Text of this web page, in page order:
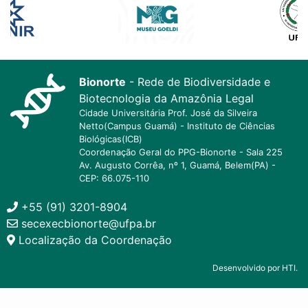
Bionorte - Rede de Biodiversidade e
Biotecnologia da Amazônia Legal
Cidade Universitária Prof. José da Silveira
Netto(Campus Guamá) - Instituto de Ciências
Biológicas(ICB)
Coordenação Geral do PPG-Bionorte - Sala 225
Av. Augusto Corrêa, nº 1, Guamá, Belem(PA) -
CEP: 66.075-110
+55 (91) 3201-8904
secexecbionorte@ufpa.br
Localização da Coordenação
Desenvolvido por HTI.